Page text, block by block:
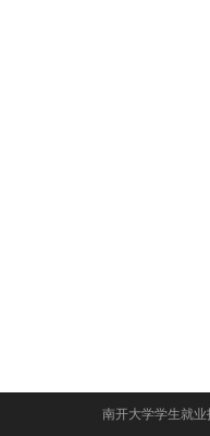
南开大学学生就业